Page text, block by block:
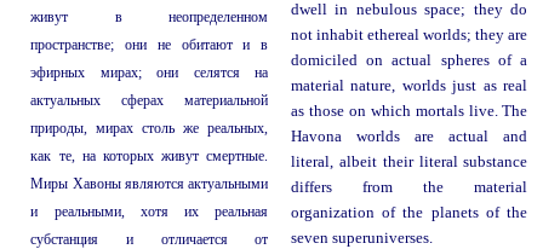
живут в неопределенном
пространстве; они не обитают и в
эфирных мирах; они селятся на
актуальных сферах материальной
природы, мирах столь же реальных,
как те, на которых живут смертные.
Миры Хавоны являются актуальными
и реальными, хотя их реальная
субстанция и отличается от
dwell in nebulous space; they do
not inhabit ethereal worlds; they are
domiciled on actual spheres of a
material nature, worlds just as real
as those on which mortals live. The
Havona worlds are actual and
literal, albeit their literal substance
differs from the material
organization of the planets of the
seven superuniverses.